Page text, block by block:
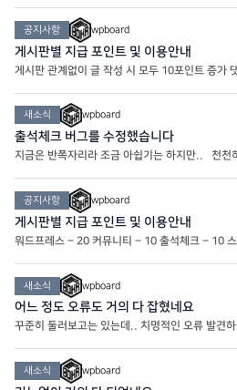
공지사항 wpboard
게시판별 지급 포인트 및 이용안내
게시판 관계없이 글 작성 시 모두 10포인트 증가
새소식 wpboard
출석체크 버그를 수정했습니다
지금은 반쪽자리라 조금 아쉽기는 하지만.. 천천
공지사항 wpboard
게시판별 지급 포인트 및 이용안내
워드프레스 – 20 커뮤니티 – 10 출석체크 – 10
주는 행위는 제재 대상입니다. 스터디판 : 워드프
새소식 wpboard
어느 정도 오류도 거의 다 잡혔네요
꾸준히 둘러보고는 있는데.. 치명적인 오류 발견
새소식 wpboard